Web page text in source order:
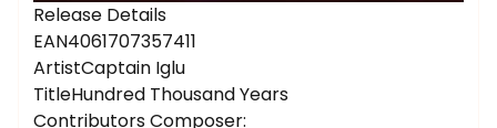
Release Details
EAN4061707357411
ArtistCaptain Iglu
TitleHundred Thousand Years
Contributors Composer: